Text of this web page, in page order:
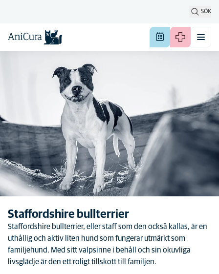
SÖK
Staffordshire bullterrier
Staffordshire bullterrier, eller staff som den också kallas, är en
uthållig och aktiv liten hund som fungerar utmärkt som
familjehund. Med sitt valpsinne i behåll och sin okuvliga
livsglädje är den ett roligt tillskott till familjen.
och deras egenskaper skiljer
Vissa hundar tenderar att vara
mer lekfulla och sällskapliga
runt barn och mer toleranta